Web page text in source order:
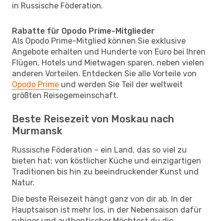
in Russische Föderation.
Rabatte für Opodo Prime-Mitglieder
Als Opodo Prime-Mitglied können Sie exklusive
Angebote erhalten und Hunderte von Euro bei Ihren
Flügen, Hotels und Mietwagen sparen, neben vielen
anderen Vorteilen. Entdecken Sie alle Vorteile von
Opodo Prime und werden Sie Teil der weltweit
größten Reisegemeinschaft.
Beste Reisezeit von Moskau nach
Murmansk
Russische Föderation – ein Land, das so viel zu
bieten hat: von köstlicher Küche und einzigartigen
Traditionen bis hin zu beeindruckender Kunst und
Natur.
Die beste Reisezeit hängt ganz von dir ab. In der
Hauptsaison ist mehr los, in der Nebensaison dafür